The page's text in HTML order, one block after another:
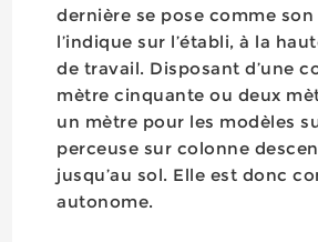
dernière se pose comme son
l’indique sur l’établi, à la
de travail. Disposant d’une
mètre cinquante ou deux
un mètre pour les modèles
perceuse sur colonne
jusqu’au sol. Elle est donc
autonome.